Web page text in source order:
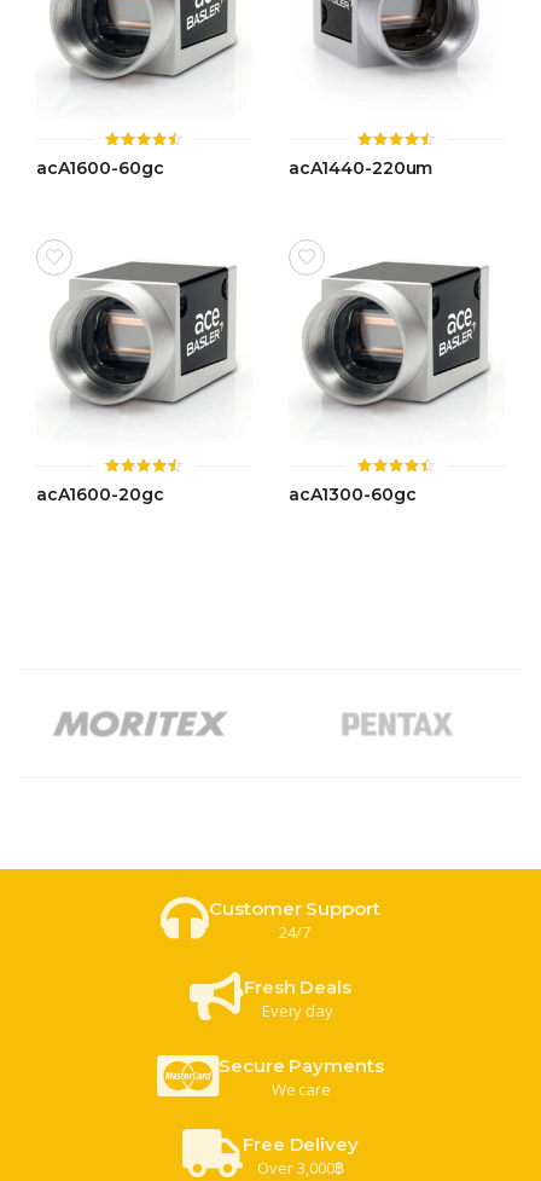
ให้
คะแนน
acA1600-60gc
ให้
คะแนน
acA1440-220um
ให้
คะแนน
acA1600-20gc
ให้
คะแนน
acA1300-60gc
Customer Support
24/7
Fresh Deals
Every day
Secure Payments
We care
Free Delivey
Over 3,000฿